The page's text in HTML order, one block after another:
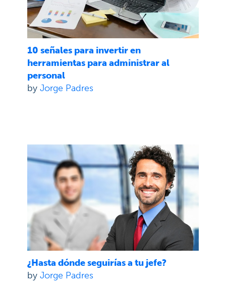
10 señales para invertir en
herramientas para administrar al
personal
by Jorge Padres
¿Hasta dónde seguirías a tu jefe?
by Jorge Padres